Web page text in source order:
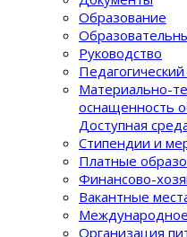
Образование
Руководство
Педагогический
Материально-
оснащенность
Доступная
Стипендии и
Платные
Финансово-
Вакантные
Организация